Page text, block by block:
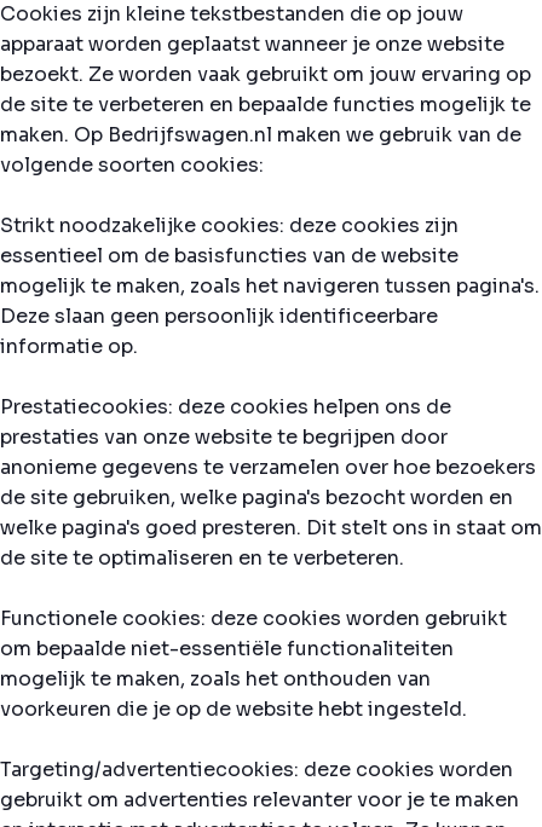
Cookies zijn kleine tekstbestanden die op jouw
apparaat worden geplaatst wanneer je onze website
bezoekt. Ze worden vaak gebruikt om jouw ervaring op
de site te verbeteren en bepaalde functies mogelijk te
maken. Op Bedrijfswagen.nl maken we gebruik van de
volgende soorten cookies:
Strikt noodzakelijke cookies: deze cookies zijn
essentieel om de basisfuncties van de website
mogelijk te maken, zoals het navigeren tussen pagina's.
Deze slaan geen persoonlijk identificeerbare
informatie op.
Prestatiecookies: deze cookies helpen ons de
prestaties van onze website te begrijpen door
anonieme gegevens te verzamelen over hoe bezoekers
de site gebruiken, welke pagina's bezocht worden en
welke pagina's goed presteren. Dit stelt ons in staat om
de site te optimaliseren en te verbeteren.
Functionele cookies: deze cookies worden gebruikt
om bepaalde niet-essentiële functionaliteiten
mogelijk te maken, zoals het onthouden van
voorkeuren die je op de website hebt ingesteld.
Targeting/advertentiecookies: deze cookies worden
gebruikt om advertenties relevanter voor je te maken